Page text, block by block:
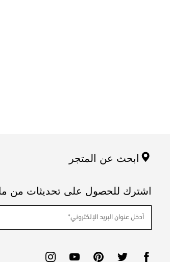
ابحث عن المتجر
اشترك للحصول على تحديثات من